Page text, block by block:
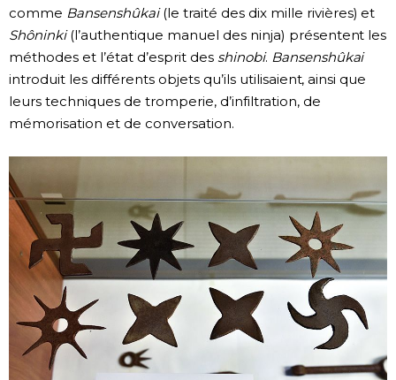
comme Bansenshûkai(le traité des dix mille rivières) et
Shôninki(l’authentique manuel des ninja) présentent les
méthodes et l’état d’esprit des shinobi. Bansenshûkai
introduit les différents objets qu’ils utilisaient, ainsi que
leurs techniques de tromperie, d’infiltration, de
mémorisation et de conversation.